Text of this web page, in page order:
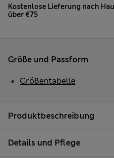
Kostenlose Lieferung nach
über €75
Produktbeschreibung
Details und Pflege
Größe und Passform
Größentabelle